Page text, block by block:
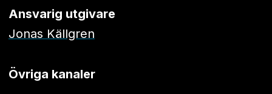
Ansvarig utgivare
Jonas Källgren
Övriga kanaler